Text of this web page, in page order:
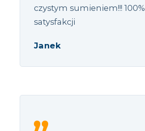
czystym sumieniem!!! 100%
satysfakcji
Janek